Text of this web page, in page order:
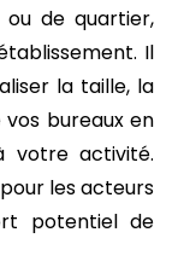
de quartier,
Il
la taille, la
bureaux en
votre activité.
les acteurs
potentiel de